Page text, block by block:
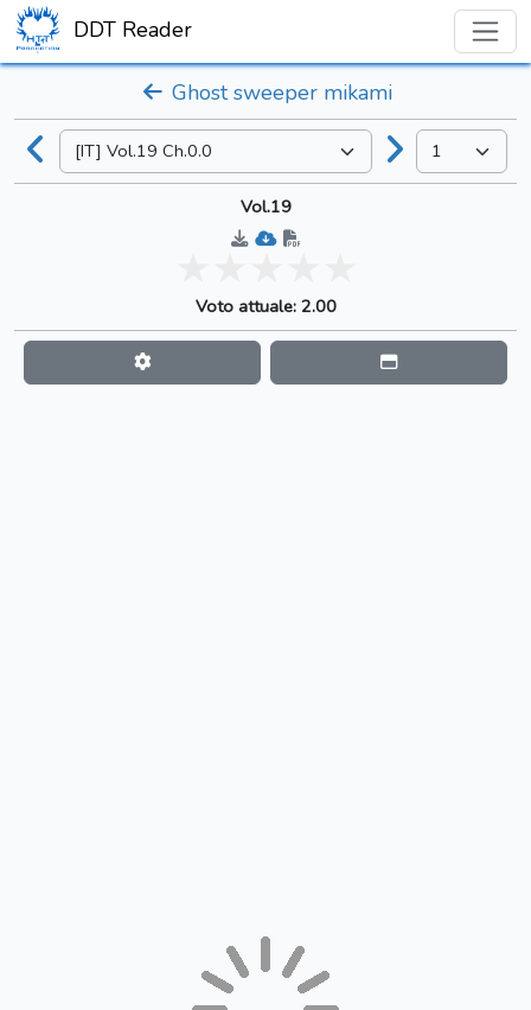
DDT Reader
Ghost sweeper mikami
Vol.19
Voto attuale: 2.00